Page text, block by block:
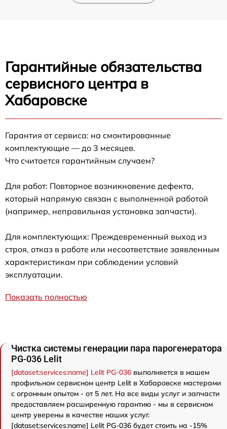
Гарантийные обязательства
сервисного центра в
Хабаровске
Гарантия от сервиса: на смонтированные
комплектующие — до 3 месяцев.
Что считается гарантийным случаем?
Для работ: Повторное возникновение дефекта,
который напрямую связан с выполненной работой
(например, неправильная установка запчасти).
Для комплектующих: Преждевременный выход из
строя, отказ в работе или несоответствие заявленным
характеристикам при соблюдении условий
эксплуатации.
Показать полностью
Чистка системы генерации пара парогенератора
PG-036 Lelit
[dataset:services:name] Lelit PG-036 выполняется в нашем
профильном сервисном центр Lelit в Хабаровске мастерами
с огромным опытом - от 5 лет. На все виды услуг и запчасти
предоставляем расширенную гарантию - мы в сервисном
центр уверены в качестве наших услуг.
[dataset:services:name] Lelit PG-036 будет стоить на -15%